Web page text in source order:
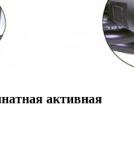
активная